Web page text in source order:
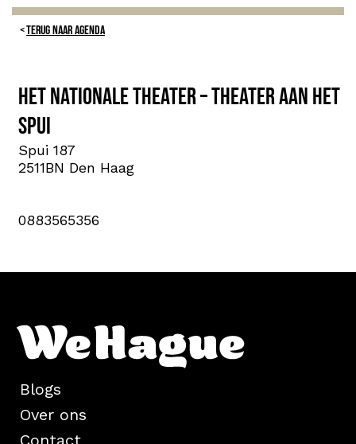
TERUG NAAR AGENDA
Het Nationale Theater – Theater aan het
Spui
Spui 187
2511BN Den Haag
0883565356
Blogs
Over ons